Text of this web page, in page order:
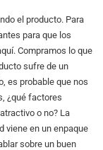
el producto. Para
para que los
Compramos lo que
sufre de un
es probable que nos
¿qué factores
o no? La
viene en un enpaque
sobre un buen